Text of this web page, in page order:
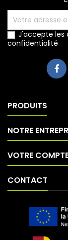
J'accepte les
confidentialité
PRODUITS
NOTRE
VOTRE
CONTACT